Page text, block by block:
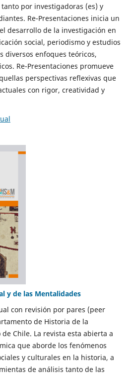
por investigadoras (es) y
Re-Presentaciones inicia un
desarrollo de la investigación en
social, periodismo y estudios
diversos enfoques teóricos,
Re-Presentaciones promueve
perspectivas reflexivas que
con rigor, creatividad y
y de las Mentalidades
con revisión por pares (peer
de Historia de la
Chile. La revista esta abierta a
que aborde los fenómenos
y culturales en la historia, a
de análisis tanto de las